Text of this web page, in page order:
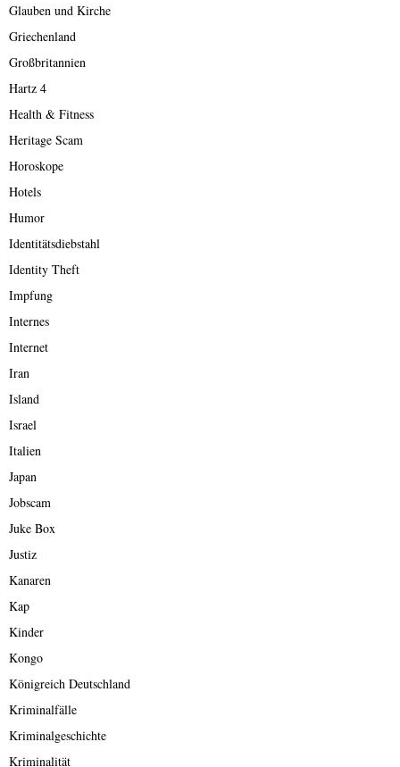
Glauben und Kirche
Griechenland
Großbritannien
Hartz 4
Health & Fitness
Heritage Scam
Horoskope
Hotels
Humor
Identitätsdiebstahl
Identity Theft
Impfung
Internes
Internet
Iran
Island
Israel
Italien
Japan
Jobscam
Juke Box
Justiz
Kanaren
Kap
Kinder
Kongo
Königreich Deutschland
Kriminalfälle
Kriminalgeschichte
Kriminalität